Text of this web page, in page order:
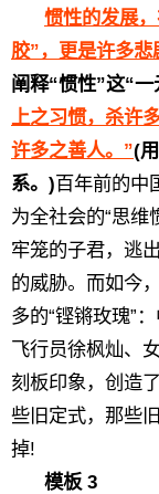
惯性的发展
胶”，更是许多悲
阐释“惯性”这“
上之习惯，杀许
许多之善人。”(
系。)百年前的中
为全社会的“思维
牢笼的子君，逃
的威胁。而如今
多的“铿锵玫瑰”
飞行员徐枫灿、
刻板印象，创造
些旧定式，那些
掉!
模板 3